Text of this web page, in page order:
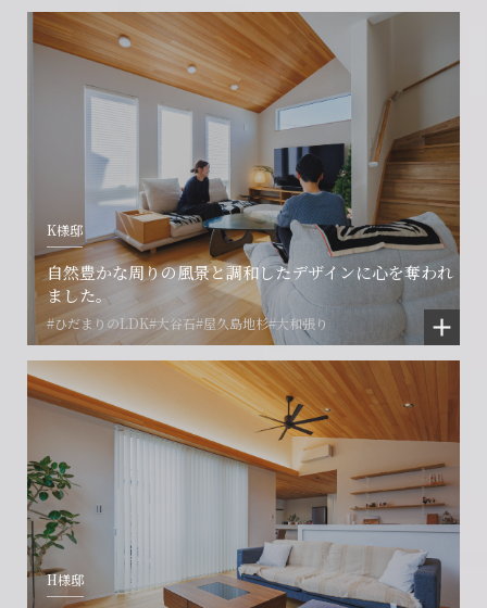
K様邸
自然豊かな周りの風景と調和したデザインに心を奪われ
ました。
#ひだまりのLDK#大谷石#屋久島地杉#大和張り
H様邸
会社に関することや物件についての
ご相談はこちら
フォームからのお問い合わせ
CONTACT
お電話でのお問い合わせ
0466-24-2478
営業時間9:30~18:30 水曜定休
閉じる
賃貸物件入居者様の
お困りごとのご相談はこちら
解約のお申し込み
CONTACT
プロコール24ご利用の方
0120-073-386
閉じる
土地の活用・賃貸経営に関する
ご相談はこちら
フォームからのお問い合わせ
CONTACT
賃貸管理事業部へのお問い合わせ
0466-24-2478
営業時間9:30~18:30 水曜定休
閉じる